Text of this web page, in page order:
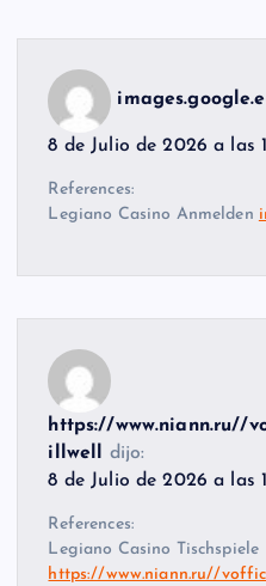
8 de Julio de 2026 a las
References:
Legiano Casino Anmelden
https://www.niann.ru//
illwell
dijo:
8 de Julio de 2026 a las
References:
Legiano Casino Tischspiele
https://www.niann.ru//